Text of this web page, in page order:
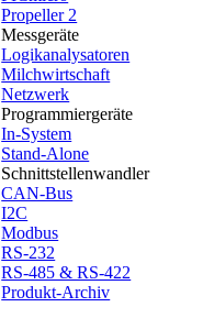
Propeller 2
Messgeräte
Logikanalysatoren
Milchwirtschaft
Netzwerk
Programmiergeräte
In-System
Stand-Alone
Schnittstellenwandler
CAN-Bus
I2C
Modbus
RS-232
RS-485 & RS-422
Produkt-Archiv